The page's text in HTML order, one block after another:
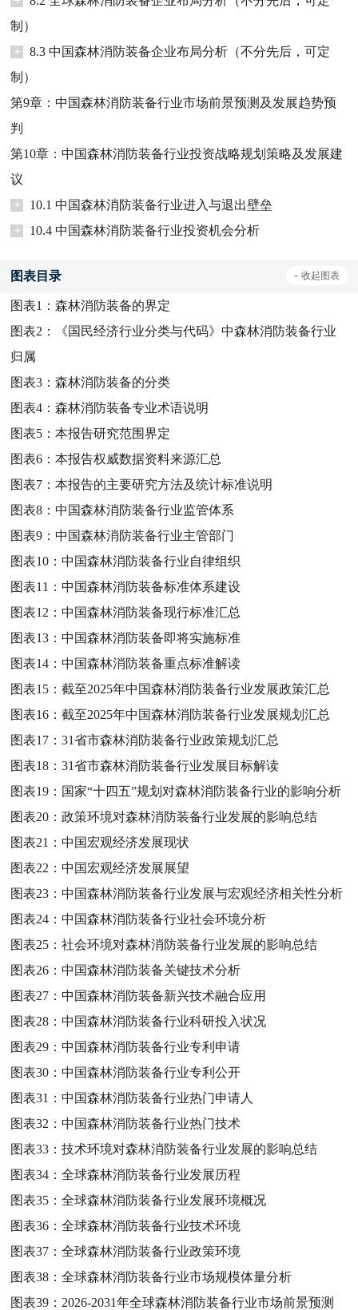
制）
+
8.3 中国森林消防装备企业布局分析（不分先后，可定
制）
第9章：中国森林消防装备行业市场前景预测及发展趋势预
判
第10章：中国森林消防装备行业投资战略规划策略及发展建
议
+
10.1 中国森林消防装备行业进入与退出壁垒
+
10.4 中国森林消防装备行业投资机会分析
图表目录 - 收起图表
图表1：森林消防装备的界定
图表2：
《国民经济行业分类与代码》中森林消防装备行业
归属
图表3：森林消防装备的分类
图表4：森林消防装备专业术语说明
图表5：本报告研究范围界定
图表6：本报告权威数据资料来源汇总
图表7：本报告的主要研究方法及统计标准说明
图表8：中国森林消防装备行业监管体系
图表9：中国森林消防装备行业主管部门
图表10：中国森林消防装备行业自律组织
图表11：中国森林消防装备标准体系建设
图表12：中国森林消防装备现行标准汇总
图表13：中国森林消防装备即将实施标准
图表14：中国森林消防装备重点标准解读
图表15：截至2025年中国森林消防装备行业发展政策汇总
图表16：截至2025年中国森林消防装备行业发展规划汇总
图表17：31省市森林消防装备行业政策规划汇总
图表18：31省市森林消防装备行业发展目标解读
图表19： 国家“十四五”规划对森林消防装备行业的影响分析
图表20：政策环境对森林消防装备行业发展的影响总结
图表21：中国宏观经济发展现状
图表22：中国宏观经济发展展望
图表23：中国森林消防装备行业发展与宏观经济相关性分析
图表24：中国森林消防装备行业社会环境分析
图表25：社会环境对森林消防装备行业发展的影响总结
图表26：中国森林消防装备关键技术分析
图表27：中国森林消防装备新兴技术融合应用
图表28：中国森林消防装备行业科研投入状况
图表29：中国森林消防装备行业专利申请
图表30：中国森林消防装备行业专利公开
图表31：中国森林消防装备行业热门申请人
图表32：中国森林消防装备行业热门技术
图表33：技术环境对森林消防装备行业发展的影响总结
图表34：全球森林消防装备行业发展历程
图表35：全球森林消防装备行业发展环境概况
图表36：全球森林消防装备行业技术环境
图表37：全球森林消防装备行业政策环境
图表38：全球森林消防装备行业市场规模体量分析
图表39： 2026-2031年全球森林消防装备行业市场前景预测